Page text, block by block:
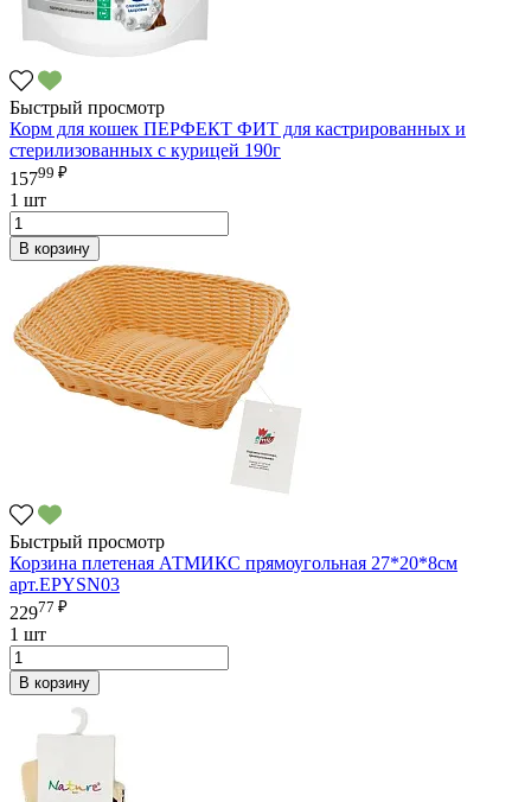
Быстрый просмотр
Корм для кошек ПЕРФЕКТ ФИТ для кастрированных и
стерилизованных с курицей 190г
15799 ₽
1 шт
В корзину
Быстрый просмотр
Корзина плетеная АТМИКС прямоугольная 27*20*8см
арт.EPYSN03
22977 ₽
1 шт
В корзину